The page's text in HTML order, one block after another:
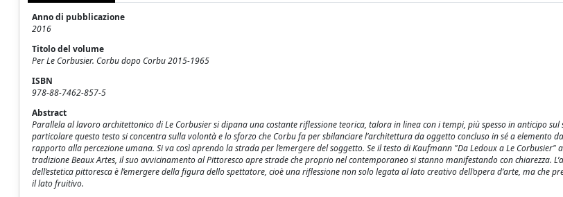
Anno di pubblicazione
2016
Titolo del volume
Per Le Corbusier. Corbu dopo Corbu 2015-1965
ISBN
978-88-7462-857-5
Abstract
Parallela al lavoro architettonico di Le Corbusier si dipana una costante riflessione teorica, talora in linea con i tempi, più spesso in anticipo sul
particolare questo testo si concentra sulla volontà e lo sforzo che Corbu fa per sbilanciare l’architettura da oggetto concluso in sé a elemento
rapporto alla percezione umana. Si va così aprendo la strada per l’emergere del soggetto. Se il testo di Kaufmann "Da Ledoux a Le Corbusier"
tradizione Beaux Artes, il suo avvicinamento al Pittoresco apre strade che proprio nel contemporaneo si stanno manifestando con chiarezza.
dell’estetica pittoresca è l’emergere della figura dello spettatore, cioè una riflessione non solo legata al lato creativo dell’opera d’arte, ma che
il lato fruitivo.